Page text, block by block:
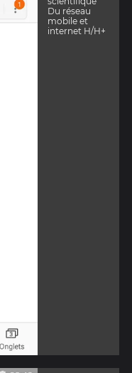
Du réseau
mobile et
internet H/H+